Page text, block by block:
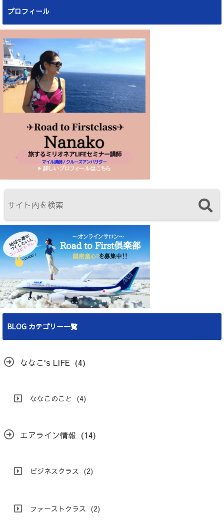
プロフィール
BLOG カテゴリー一覧
ななこ's LIFE (4)
ななこのこと (4)
エアライン情報 (14)
ビジネスクラス (2)
ファーストクラス (2)